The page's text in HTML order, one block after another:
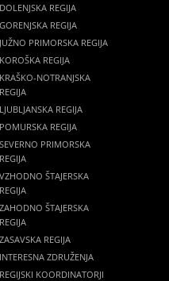
DOLENJSKA REGIJA
GORENJSKA REGIJA
JUŽNO PRIMORSKA REGIJA
KOROŠKA REGIJA
KRAŠKO-NOTRANJSKA
REGIJA
LJUBLJANSKA REGIJA
POMURSKA REGIJA
SEVERNO PRIMORSKA
REGIJA
VZHODNO ŠTAJERSKA
REGIJA
ZAHODNO ŠTAJERSKA
REGIJA
ZASAVSKA REGIJA
INTERESNA ZDRUŽENJA
REGIJSKI KOORDINATORJI